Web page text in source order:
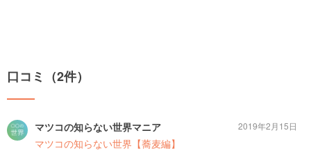
口コミ（2件）
マツコの知らない世界マニア
マツコの知らない世界【蕎麦編】
2019年2月15日